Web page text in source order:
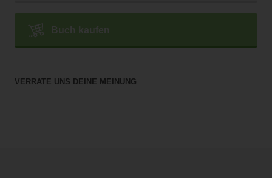
Buch kaufen
VERRATE UNS DEINE MEINUNG